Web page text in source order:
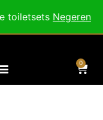
toiletsets Negeren
0